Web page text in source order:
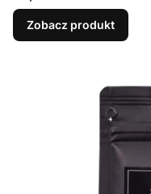
Zobacz produkt